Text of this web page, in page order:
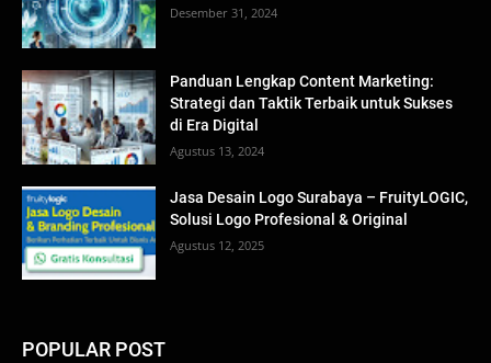
Desember 31, 2024
Panduan Lengkap Content Marketing:
Strategi dan Taktik Terbaik untuk Sukses
di Era Digital
Agustus 13, 2024
Jasa Desain Logo Surabaya – FruityLOGIC,
Solusi Logo Profesional & Original
Agustus 12, 2025
POPULAR POST